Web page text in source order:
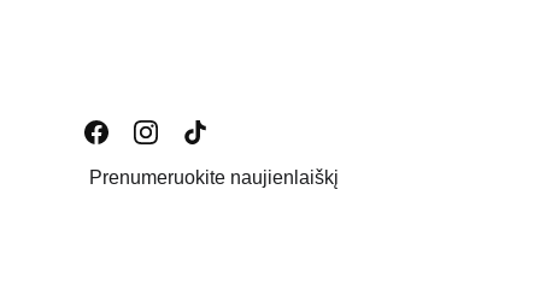
Prenumeruokite naujienlaiškį